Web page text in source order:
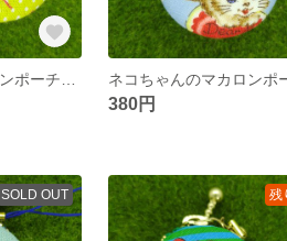
380円
SOLD OUT 残